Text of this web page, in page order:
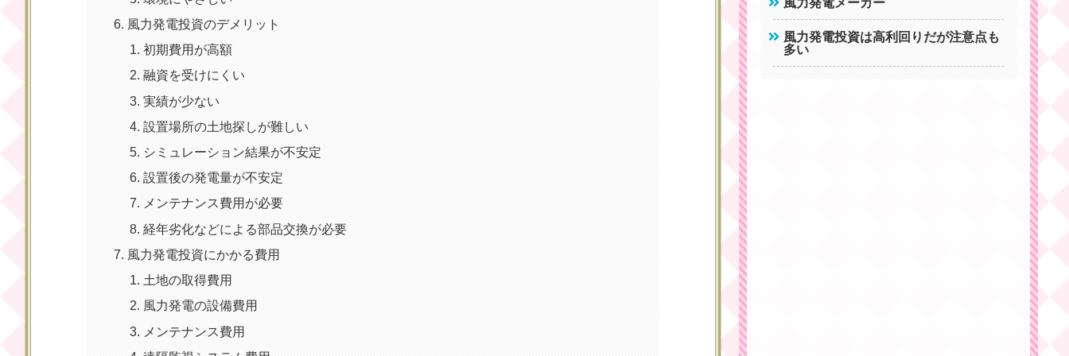
風力発電投資のデメリット
初期費用が高額
融資を受けにくい
実績が少ない
設置場所の土地探しが難しい
シミュレーション結果が不安定
設置後の発電量が不安定
メンテナンス費用が必要
経年劣化などによる部品交換が必要
風力発電投資にかかる費用
土地の取得費用
風力発電の設備費用
メンテナンス費用
風力発電投資は高利回りだが注意点も
多い